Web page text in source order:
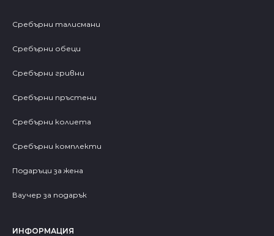
Сребърни талисмани
Сребърни обеци
Сребърни гривни
Сребърни пръстени
Сребърни колиета
Сребърни комплекти
Подаръци за жена
Ваучер за подарък
ИНФОРМАЦИЯ